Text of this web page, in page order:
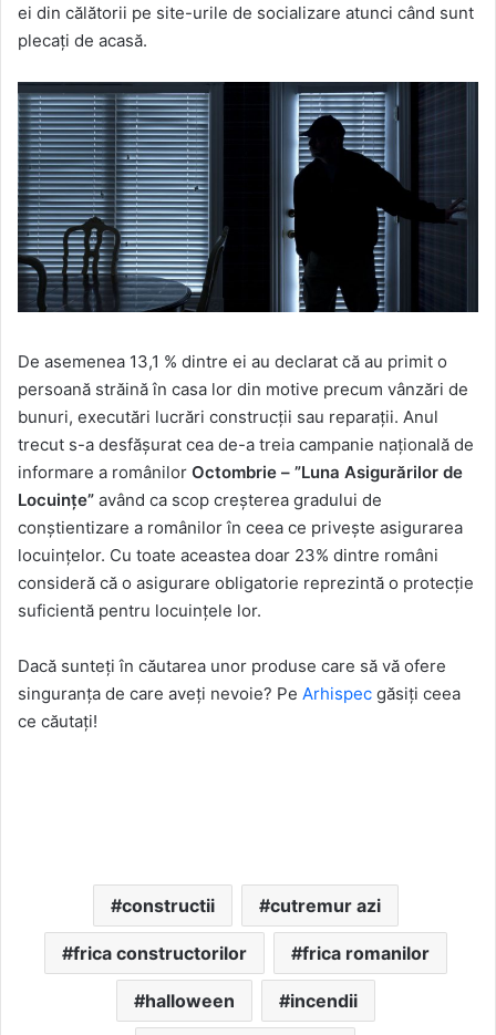
ei din călătorii pe site-urile de socializare atunci când sunt
plecaţi de acasă.
De asemenea 13,1 % dintre ei au declarat că au primit o
persoană străină în casa lor din motive precum vânzări de
bunuri, executări lucrări construcţii sau reparaţii. Anul
trecut s-a desfăşurat cea de-a treia campanie naţională de
informare a românilor Octombrie – ”Luna Asigurărilor de
Locuințe” având ca scop creşterea gradului de
conştientizare a românilor în ceea ce priveşte asigurarea
locuinţelor. Cu toate aceastea doar 23% dintre români
consideră că o asigurare obligatorie reprezintă o protecţie
suficientă pentru locuinţele lor.
Dacă sunteţi în căutarea unor produse care să vă ofere
singuranţa de care aveţi nevoie? Pe Arhispec găsiţi ceea
ce căutaţi!
constructii cutremur azi
frica constructorilor frica romanilor
halloween incendii